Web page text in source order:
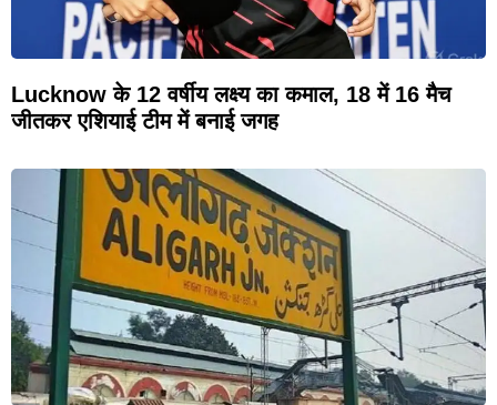
Lucknow के 12 वर्षीय लक्ष्य का कमाल, 18 में 16 मैच
जीतकर एशियाई टीम में बनाई जगह